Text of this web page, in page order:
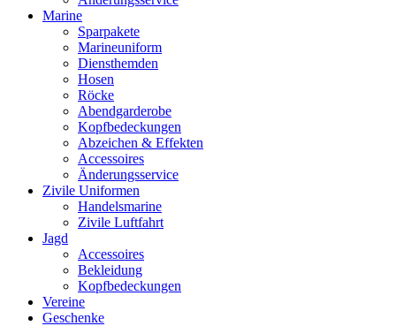
Marine
Sparpakete
Marineuniform
Diensthemden
Hosen
Röcke
Abendgarderobe
Kopfbedeckungen
Abzeichen & Effekten
Accessoires
Änderungsservice
Zivile Uniformen
Handelsmarine
Zivile Luftfahrt
Jagd
Accessoires
Bekleidung
Kopfbedeckungen
Vereine
Geschenke